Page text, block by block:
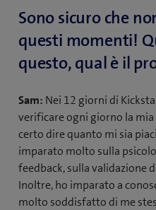
Sono sicuro che
questi momenti!
questo, qual è il
Sam: Nei 12 giorni di
verificare ogni giorno la
certo dire quanto mi sia
imparato molto sulla
feedback, sulla validazione
Inoltre, ho imparato a
molto soddisfatto di me